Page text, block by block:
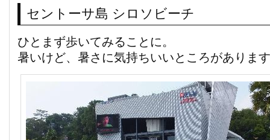
セントーサ島 シロソビーチ
ひとまず歩いてみることに。
暑いけど、暑さに気持ちいいところがありま